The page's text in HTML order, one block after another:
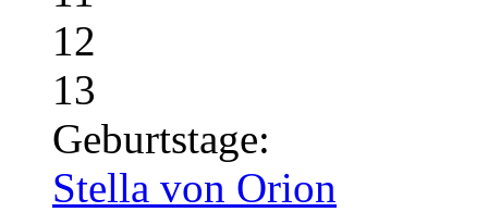
12
13
Geburtstage:
Stella von Orion